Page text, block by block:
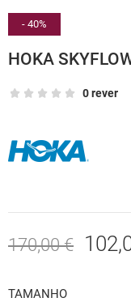
- 40%
HOKA
0 rever
170,00 €
TAMANHO